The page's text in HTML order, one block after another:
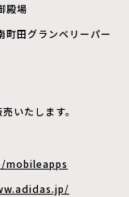
殿場
町田グランベリーパー
いたします。